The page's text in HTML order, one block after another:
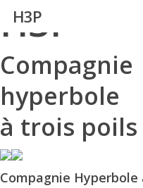
Skip
content
H3P
Compagnie
hyperbole
à trois poils
Compagnie Hyperbole
H3P